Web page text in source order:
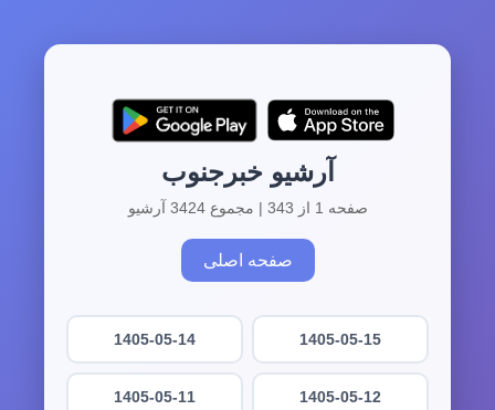
آرشیو خبرجنوب
صفحه 1 از 343 | مجموع 3424 آرشیو
صفحه اصلی
1405-05-15
1405-05-14
1405-05-12
1405-05-11